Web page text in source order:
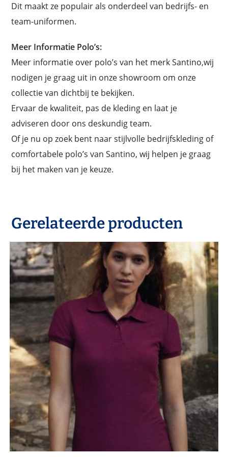
Dit maakt ze populair als onderdeel van bedrijfs- en
team-uniformen.
Meer Informatie Polo’s:
Meer informatie over polo’s van het merk Santino,wij
nodigen je graag uit in onze showroom om onze
collectie van dichtbij te bekijken.
Ervaar de kwaliteit, pas de kleding en laat je
adviseren door ons deskundig team.
Of je nu op zoek bent naar stijlvolle bedrijfskleding of
comfortabele polo’s van Santino, wij helpen je graag
bij het maken van je keuze.
Gerelateerde producten